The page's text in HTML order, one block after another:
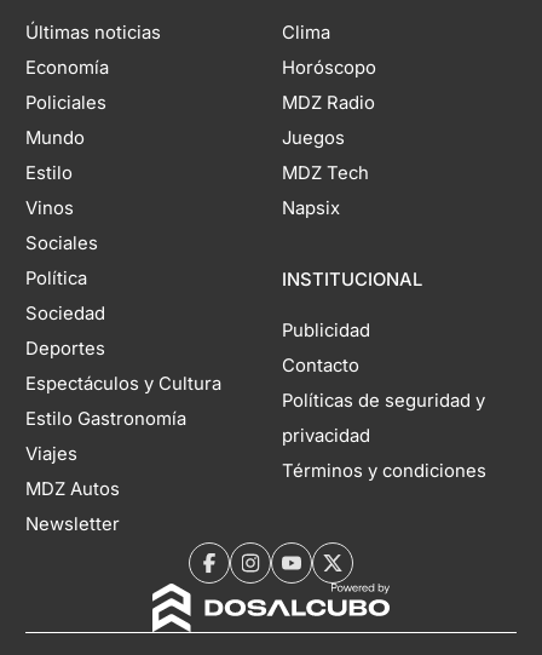
Últimas noticias
Economía
Policiales
Mundo
Estilo
Vinos
Sociales
Política
Sociedad
Deportes
Espectáculos y Cultura
Estilo Gastronomía
Viajes
MDZ Autos
Newsletter
Clima
Horóscopo
MDZ Radio
Juegos
MDZ Tech
Napsix
INSTITUCIONAL
Publicidad
Contacto
Políticas de seguridad y
privacidad
Términos y condiciones